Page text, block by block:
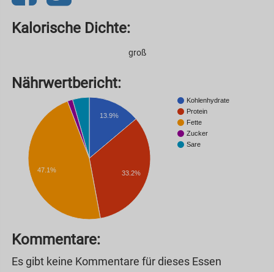
Kalorische Dichte:
groß
Nährwertbericht:
Kohlenhydrate
Protein
Fette
Zucker
Sare
13.9%
33.2%
47.1%
Kommentare:
Es gibt keine Kommentare für dieses Essen